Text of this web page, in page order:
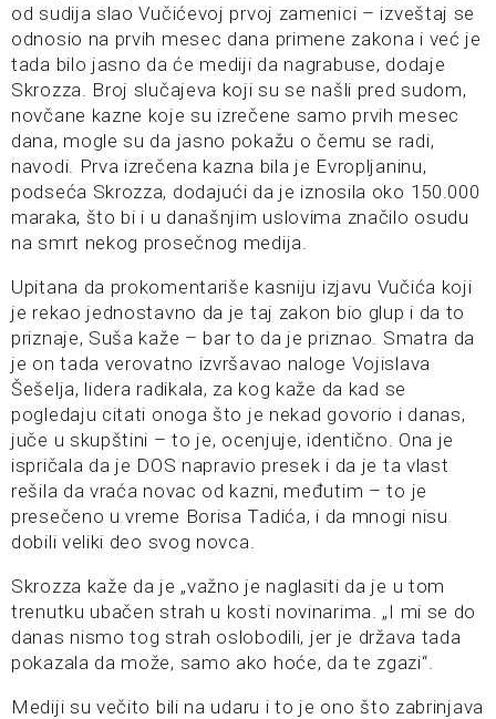
od sudija slao Vučićevoj prvoj zamenici – izveštaj se
odnosio na prvih mesec dana primene zakona i već je
tada bilo jasno da će mediji da nagrabuse, dodaje
Skrozza. Broj slučajeva koji su se našli pred sudom,
novčane kazne koje su izrečene samo prvih mesec
dana, mogle su da jasno pokažu o čemu se radi,
navodi. Prva izrečena kazna bila je Evropljaninu,
podseća Skrozza, dodajući da je iznosila oko 150.000
maraka, što bi i u današnjim uslovima značilo osudu
na smrt nekog prosečnog medija.
Upitana da prokomentariše kasniju izjavu Vučića koji
je rekao jednostavno da je taj zakon bio glup i da to
priznaje, Suša kaže – bar to da je priznao. Smatra da
je on tada verovatno izvršavao naloge Vojislava
Šešelja, lidera radikala, za kog kaže da kad se
pogledaju citati onoga što je nekad govorio i danas,
juče u skupštini – to je, ocenjuje, identično. Ona je
ispričala da je DOS napravio presek i da je ta vlast
rešila da vraća novac od kazni, međutim – to je
presečeno u vreme Borisa Tadića, i da mnogi nisu
dobili veliki deo svog novca.
Skrozza kaže da je „važno je naglasiti da je u tom
trenutku ubačen strah u kosti novinarima. „I mi se do
danas nismo tog strah oslobodili, jer je država tada
pokazala da može, samo ako hoće, da te zgazi“.
Mediji su večito bili na udaru i to je ono što zabrinjava